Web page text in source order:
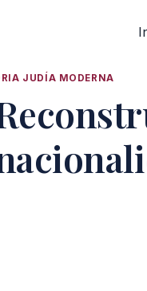
JUDÍA MODERNA